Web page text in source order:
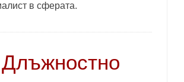
в сферата.